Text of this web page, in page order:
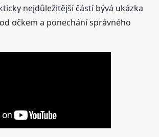
nejdůležitější částí bývá ukázka
očkem a ponechání správného